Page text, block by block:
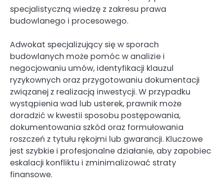
specjalistyczną wiedzę z zakresu prawa
budowlanego i procesowego.
Adwokat specjalizujący się w sporach
budowlanych może pomóc w analizie i
negocjowaniu umów, identyfikacji klauzul
ryzykownych oraz przygotowaniu dokumentacji
związanej z realizacją inwestycji. W przypadku
wystąpienia wad lub usterek, prawnik może
doradzić w kwestii sposobu postępowania,
dokumentowania szkód oraz formułowania
roszczeń z tytułu rękojmi lub gwarancji. Kluczowe
jest szybkie i profesjonalne działanie, aby zapobiec
eskalacji konfliktu i zminimalizować straty
finansowe.